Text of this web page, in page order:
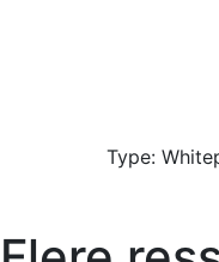
Type: